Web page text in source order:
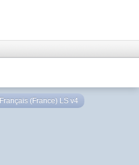
Français (France) LS v4